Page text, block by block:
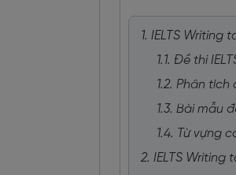
1. IELTS Writing
1.1. Đề thi
1.2. Phân tích
1.3. Bài mẫu
1.4. Từ vựng
2. IELTS Writing